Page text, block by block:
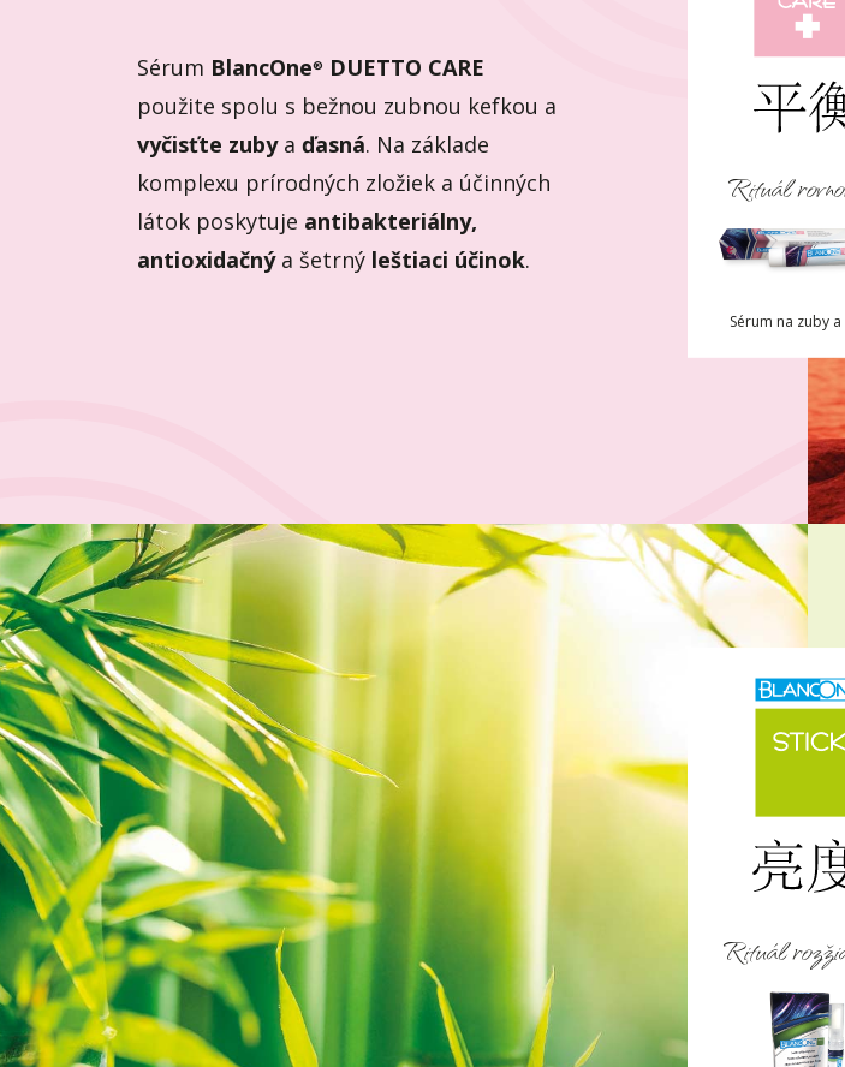
Rituál
Sérum na zuby a
Sérum BlancOne®
DUETTO CARE
použite spolu s bežnou zubnou kefkou a
vyčisťte zubya ďasná. Na základe
komplexu prírodných zložiek a účinných
látok poskytuje antibakteriálny,
antioxidačnýa šetrný leštiaci účinok.
Rituál